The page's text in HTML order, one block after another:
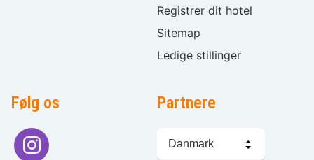
Registrer dit hotel
Sitemap
Ledige stillinger
Følg os Partnere